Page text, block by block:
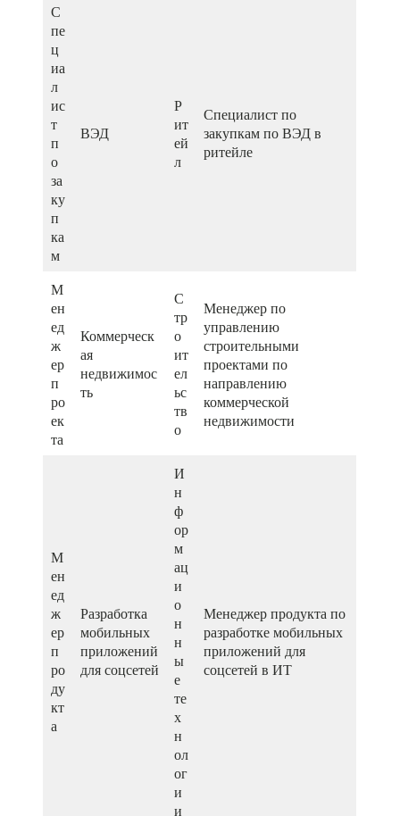
С
пе
ц
иа
л
ис
т
п
о
за
ку
п
ка
м
ВЭД
Р
ит
ей
л
Специалист по
закупкам по ВЭД в
ритейле
М
ен
ед
ж
ер
п
ро
ек
та
Коммерческ
ая
недвижимос
ть
С
тр
о
ит
ел
ьс
тв
о
Менеджер по
управлению
строительными
проектами по
направлению
коммерческой
недвижимости
М
ен
ед
ж
ер
п
ро
ду
кт
а
Разработка
мобильных
приложений
для соцсетей
И
н
ф
ор
м
ац
и
о
н
н
ы
е
те
х
н
ол
ог
и
и
Менеджер продукта по
разработке мобильных
приложений для
соцсетей в ИТ